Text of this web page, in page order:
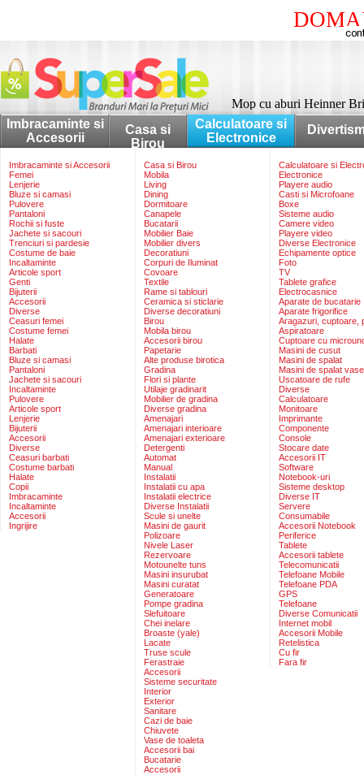
Mop cu aburi Heinner
Imbracaminte si
Accesorii
Casa si
Birou
Calculatoare si
Electronice
Imbracaminte si Accesorii
Femei
Lenjerie
Bluze si camasi
Pulovere
Pantaloni
Rochii si fuste
Jachete si sacouri
Trenciuri si pardesie
Costume de baie
Incaltaminte
Articole sport
Genti
Bijuterii
Accesorii
Diverse
Ceasuri femei
Costume femei
Halate
Barbati
Bluze si camasi
Pantaloni
Jachete si sacouri
Incaltaminte
Pulovere
Articole sport
Lenjerie
Bijuterii
Accesorii
Diverse
Ceasuri barbati
Costume barbati
Halate
Copii
Imbracaminte
Incaltaminte
Accesorii
Ingrijire
Casa si Birou
Mobila
Living
Dining
Dormitoare
Canapele
Bucatarii
Mobilier Baie
Mobilier divers
Decoratiuni
Corpuri de Iluminat
Covoare
Textile
Rame si tablouri
Ceramica si sticlarie
Diverse decoratiuni
Birou
Mobila birou
Accesorii birou
Papetarie
Alte produse birotica
Gradina
Flori si plante
Utilaje gradinarit
Mobilier de gradina
Diverse gradina
Amenajari
Amenajari interioare
Amenajari exterioare
Detergenti
Automat
Manual
Instalatii
Instalatii cu apa
Instalatii electrice
Diverse Instalatii
Scule si unelte
Masini de gaurit
Polizoare
Nivele Laser
Rezervoare
Motounelte tuns
Masini insurubat
Masini curatat
Generatoare
Pompe gradina
Slefuitoare
Chei inelare
Broaste (yale)
Lacate
Truse scule
Ferastraie
Accesorii
Sisteme securitate
Interior
Exterior
Sanitare
Cazi de baie
Chiuvete
Vase de toaleta
Accesorii bai
Bucatarie
Accesorii
Calculatoare si
Electronice
Playere audio
Casti si Microfoane
Boxe
Sisteme audio
Camere video
Playere video
Diverse Electronice
Echipamente optice
Foto
TV
Tablete grafice
Electrocasnice
Aparate de bucatarie
Aparate frigorifice
Aragazuri, cuptoare,
Aspiratoare
Cuptoare cu
Masini de cusut
Masini de spalat
Masini de spalat vase
Uscatoare de rufe
Diverse
Calculatoare
Monitoare
Imprimante
Componente
Console
Stocare date
Accesorii IT
Software
Notebook-uri
Sisteme desktop
Diverse IT
Servere
Consumabile
Accesorii Notebook
Periferice
Tablete
Accesorii tablete
Telecomunicatii
Telefoane Mobile
Telefoane PDA
GPS
Telefoane
Diverse Comunicatii
Internet mobil
Accesorii Mobile
Retelistica
Cu fir
Fara fir